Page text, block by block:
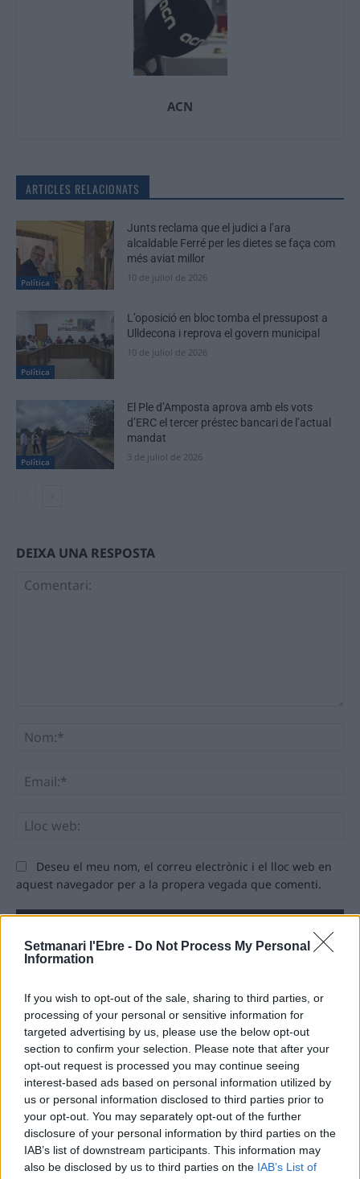
Setmanari l'Ebre - Do Not Process My Personal
Information
If you wish to opt-out of the sale, sharing to third parties, or
processing of your personal or sensitive information for
targeted advertising by us, please use the below opt-out
section to confirm your selection. Please note that after your
opt-out request is processed you may continue seeing
interest-based ads based on personal information utilized by
us or personal information disclosed to third parties prior to
your opt-out. You may separately opt-out of the further
disclosure of your personal information by third parties on the
IAB’s list of downstream participants. This information may
also be disclosed by us to third parties on the IAB’s List of
ACN
ARTICLES RELACIONATS
Política
Junts reclama que el judici a l’ara
alcaldable Ferré per les dietes se faça com
més aviat millor
10 de juliol de 2026
Política
L’oposició en bloc tomba el pressupost a
Ulldecona i reprova el govern municipal
10 de juliol de 2026
Política
El Ple d’Amposta aprova amb els vots
d’ERC el tercer préstec bancari de l’actual
mandat
3 de juliol de 2026
DEIXA UNA RESPOSTA
Deseu el meu nom, el correu electrònic i el lloc web en
aquest navegador per a la propera vegada que comenti.
ÚLTIMES NOTÍCIES
Amposta recupera les Cases del Castell
i culmina un projecte estratègic que
vincula patrimoni, turisme i
gastronomia
6 d'agost de 2026
Els vestits de paper guanyen força
enguany amb més modistes i gairebé